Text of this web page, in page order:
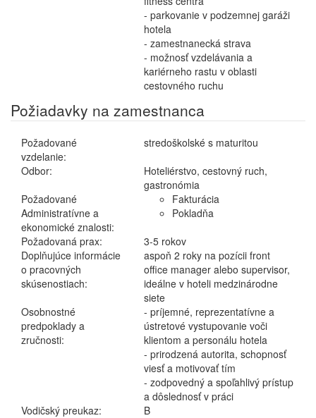
- parkovanie v podzemnej garáži
hotela
- zamestnanecká strava
- možnosť vzdelávania a
kariérneho rastu v oblasti
cestovného ruchu
Požiadavky na zamestnanca
Požadované
vzdelanie:
stredoškolské s maturitou
Odbor:
Hoteliérstvo, cestovný ruch,
gastronómia
Požadované
Administratívne a
ekonomické znalosti:
Fakturácia
Pokladňa
Požadovaná prax:
3-5 rokov
Doplňujúce informácie
o pracovných
skúsenostiach:
aspoň 2 roky na pozícii front
office manager alebo supervisor,
ideálne v hoteli medzinárodne
siete
Osobnostné
predpoklady a
zručnosti:
- príjemné, reprezentatívne a
ústretové vystupovanie voči
klientom a personálu hotela
- prirodzená autorita, schopnosť
viesť a motivovať tím
- zodpovedný a spoľahlivý prístup
a dôslednosť v práci
Vodičský preukaz:
B